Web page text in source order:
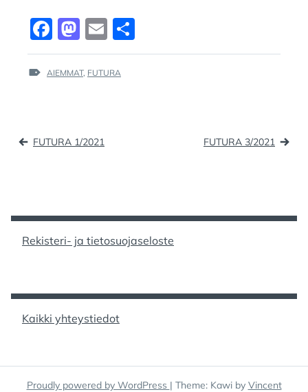
F
a
c
o
M
a
st
o
E
m
ai
h
TAGS
AIEMMAT, FUTURA
Artikkelien
FUTURA 1/2021 FUTURA 3/2021
Rekisteri- ja tietosuojaseloste
Kaikki yhteystiedot
Proudly powered by WordPress | Theme: Kawi by Vincent